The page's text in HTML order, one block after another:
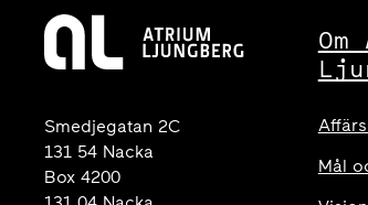
Smedjegatan 2C
131 54 Nacka
Box 4200
Mål